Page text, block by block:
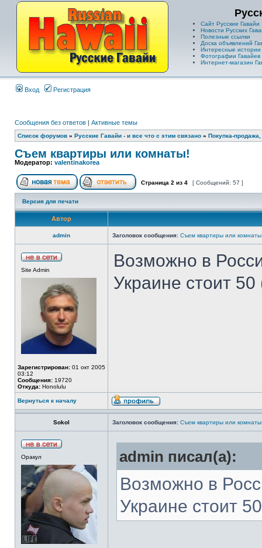
Сайт Русские Гавайи
Новости Русских
Полезные ссылки
Доска объявлений
Интересные истории
Фотографии Гавайев
Интернет-магазин
Вход Регистрация
Сообщения без ответов | Активные темы
Список форумов » Русские Гавайи - и все что с этим связано » Покупка-
Съем квартиры или комнаты!
Модератор: valentinakorea
Страница 2 из 4 [ Сообщений: 57 ]
Версия для печати
Автор
admin Заголовок сообщения: Съем квартиры или
Site Admin
Зарегистрирован: 01 окт 2005
03:12
Сообщения: 19720
Откуда: Honolulu
Возможно в
Украине стоит
Вернуться к началу
Sokol Заголовок сообщения: Съем квартиры или
Оракул admin писал(а):
Возможно в
Украине стоит